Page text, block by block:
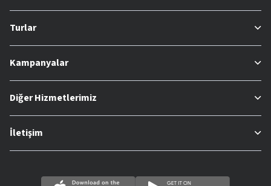
Turlar
Kampanyalar
Diğer Hizmetlerimiz
İletişim